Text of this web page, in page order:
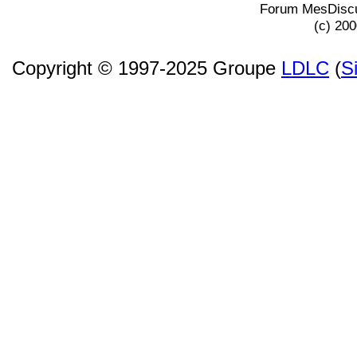
Forum
(c)
Copyright © 1997-2025 Groupe LDLC (